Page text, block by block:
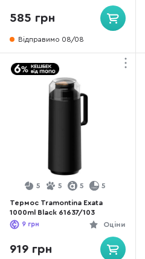
585 грн
Відправимо 08/08
5 5 5 5
Термос Tramontina Exata
1000ml Black 61637/103
Оціни
9 грн
919 грн